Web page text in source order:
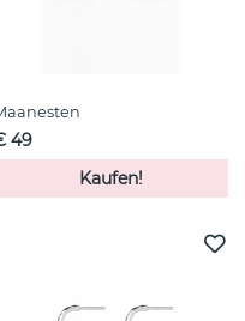
49
Kaufen!